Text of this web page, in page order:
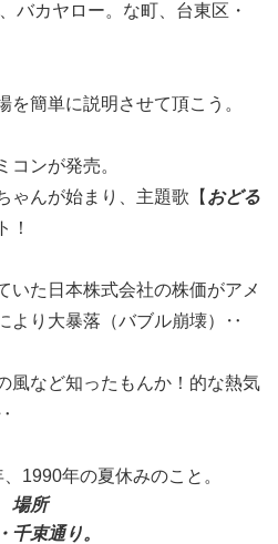
バカヤロー。な町、台東区・
を簡単に説明させて頂こう。
コンが発売。
ゃんが始まり、主題歌【 おどる
！
いた日本株式会社の株価がアメ
より大暴落（バブル崩壊）‥
風など知ったもんか！的な熱気
1990年の夏休みのこと。
場所
千束通り。